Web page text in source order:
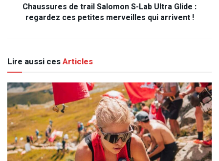
Chaussures de trail Salomon S-Lab Ultra Glide :
regardez ces petites merveilles qui arrivent !
Lire aussi cesArticles